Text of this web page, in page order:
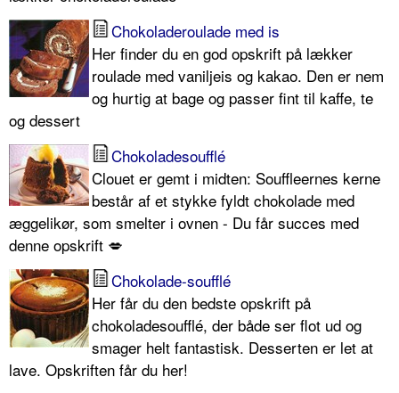
Chokoladeroulade med is
Her finder du en god opskrift på lækker
roulade med vaniljeis og kakao. Den er nem
og hurtig at bage og passer fint til kaffe, te
og dessert
Chokoladesoufflé
Clouet er gemt i midten: Souffleernes kerne
består af et stykke fyldt chokolade med
æggelikør, som smelter i ovnen - Du får succes med
denne opskrift 💋
Chokolade-soufflé
Her får du den bedste opskrift på
chokoladesoufflé, der både ser flot ud og
smager helt fantastisk. Desserten er let at
lave. Opskriften får du her!